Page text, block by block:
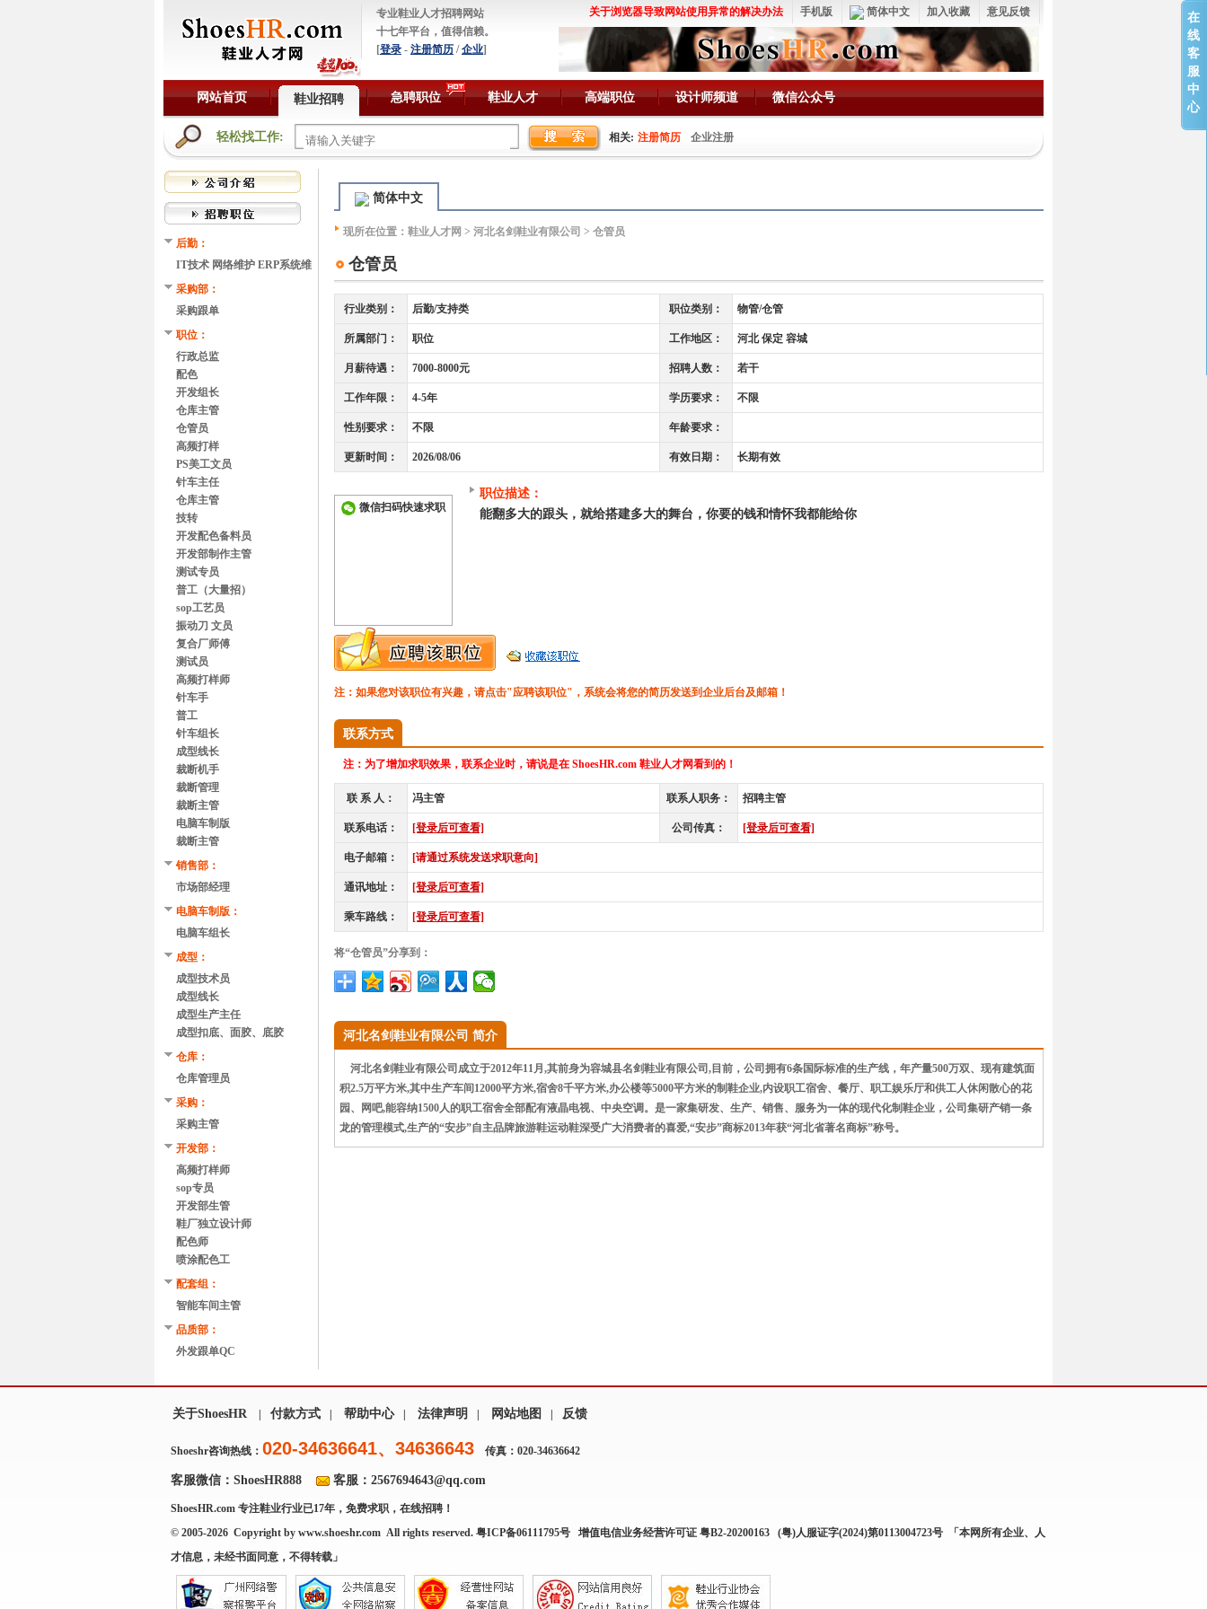
专业鞋业人才招聘网站
十七年平台，值得信赖。
[登录 - 注册简历 /企业]
意见反馈
加入收藏
简体中文
手机版
关于浏览器导致网站使用异常的解决办法
网站首页 鞋业招聘 急聘职位 鞋业人才 高端职位 设计师频道 微信公众号
轻松找工作: 相关: 注册简历 企业注册
简体中文
现所在位置： 鞋业人才网 > 河北名剑鞋业有限公司 > 仓管员
仓管员
行业类别： 后勤/支持类 职位类别： 物管/仓管
所属部门： 职位 工作地区： 河北 保定 容城
月薪待遇： 7000-8000元 招聘人数： 若干
工作年限： 4-5年 学历要求： 不限
性别要求： 不限 年龄要求：
更新时间： 2026/08/06 有效日期： 长期有效
微信扫码快速求职
职位描述：
能翻多大的跟头，就给搭建多大的舞台，你要的钱和情怀我都能给你
注：如果您对该职位有兴趣，请点击"应聘该职位"，系统会将您的简历发送到企业后台及邮箱！
联系方式
注： 为了增加求职效果，联系企业时，请说是在 ShoesHR.com 鞋业人才网看到的！
联 系 人： 冯主管 联系人职务： 招聘主管
联系电话： [登录后可查看] 公司传真： [登录后可查看]
电子邮箱： [请通过系统发送求职意向]
通讯地址： [登录后可查看]
乘车路线： [登录后可查看]
将“仓管员”分享到：
河北名剑鞋业有限公司 简介
河北名剑鞋业有限公司成立于2012年11月,其前身为容城县名剑鞋业有限公司,目前，公司拥有6条国际标准的生产线，年产量500万双、现有建筑面
积2.5万平方米,其中生产车间12000平方米,宿舍8千平方米,办公楼等5000平方米的制鞋企业,内设职工宿舍、餐厅、职工娱乐厅和供工人休闲散心的花
园、网吧,能容纳1500人的职工宿舍全部配有液晶电视、中央空调。是一家集研发、生产、销售、服务为一体的现代化制鞋企业，公司集研产销一条
龙的管理模式,生产的“安步”自主品牌旅游鞋运动鞋深受广大消费者的喜爱,“安步”商标2013年获“河北省著名商标”称号。
后勤：
IT技术 网络维护 ERP系统维
护
采购部：
采购跟单
职位：
行政总监
配色
开发组长
仓库主管
仓管员
高频打样
PS美工文员
针车主任
仓库主管
技转
开发配色备料员
开发部制作主管
测试专员
普工（大量招）
sop工艺员
振动刀 文员
复合厂师傅
测试员
高频打样师
针车手
普工
针车组长
成型线长
裁断机手
裁断管理
裁断主管
电脑车制版
裁断主管
销售部：
市场部经理
电脑车制版：
电脑车组长
成型：
成型技术员
成型线长
成型生产主任
成型扣底、面胶、底胶
仓库：
仓库管理员
采购：
采购主管
开发部：
高频打样师
sop专员
开发部生管
鞋厂独立设计师
配色师
喷涂配色工
配套组：
智能车间主管
品质部：
外发跟单QC
在
线
客
服
中
心
关于ShoesHR 付款方式 帮助中心 法律声明 网站地图 反馈
Shoeshr咨询热线： 020-34636641、34636643 传真：020-34636642
客服微信：ShoesHR888 客服：2567694643@qq.com
ShoesHR.com 专注鞋业行业已17年，免费求职，在线招聘！
© 2005-2026 Copyright by www.shoeshr.com All rights reserved. 粤ICP备06111795号 增值电信业务经营许可证 粤B2-20200163 (粤)人服证字(2024)第0113004723号
「本网所有企业、人
才信息，未经书面同意，不得转载」